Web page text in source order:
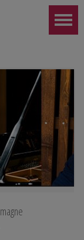
Botvinov - Piano
(Suisse)